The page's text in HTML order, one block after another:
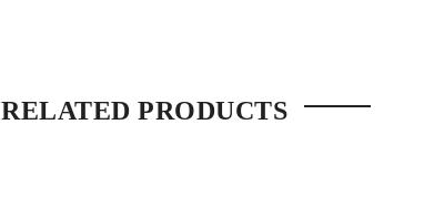
RELATED PRODUCTS